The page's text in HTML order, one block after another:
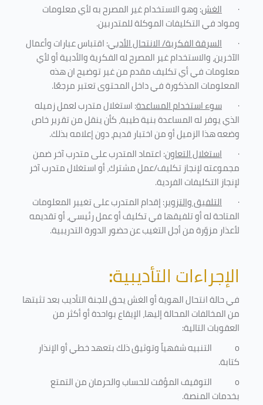
· الغش: وهو الاستخدام غير المصرح به لأي معلومات
ومواد في التكليفاتالموكلة للمتدربين.
· السرقة الفكرية/ الانتحال الأدبي: اقتباس عبارات وأعمال
الآخرين، والاستخدام غير المصرح له الفكرية والأدبية أو لأي
معلومات في أي تكليف مقدم من غير توضيح ان هذه
المعلومات المذكورة في داخل المحتوى تعتبر مرجعًا.
· سوء استخدام المساعدة: استغلال متدرب لعمل زميله
الذي يوفر له المساعدة بنية طيبة، كأن ينقل من تقرير خاص
وضعه هذا الزميل أو من اختبار قديم، دون إعلامه بذلك.
· استغلال التعاون: اعتماد المتدرب على متدرب آخر ضمن
مجموعته لإنجاز تكليف/عمل مشترك، أو استغلال متدرب آخر
لإنجاز التكليفات الفردية.
· التلفيق والتزوير: إقدام المتدرب على تغيير المعلومات
المتاحة له أو تلفيقها في تكليف أو عمل رئيسي، أو تقديمه
لأعذار مزوّرة من أجل التغيب عن حضور الدورة التدريبية.
الإجراءات التأديبية:
في حالة انتحال الهوية أو الغش يحق للجنة التأديب بعد تثبتها
من المخالفات المحالة إليها، الإيقاع بواحدة أو أكثر من
العقوبات التالية:
o
التنبيه شفهياً وتوثيق ذلك بتعهد خطي أو الإنذار
كتابة.
o
التوقيف المؤقت للحساب والحرمان من التمتع
بخدمات المنصة.